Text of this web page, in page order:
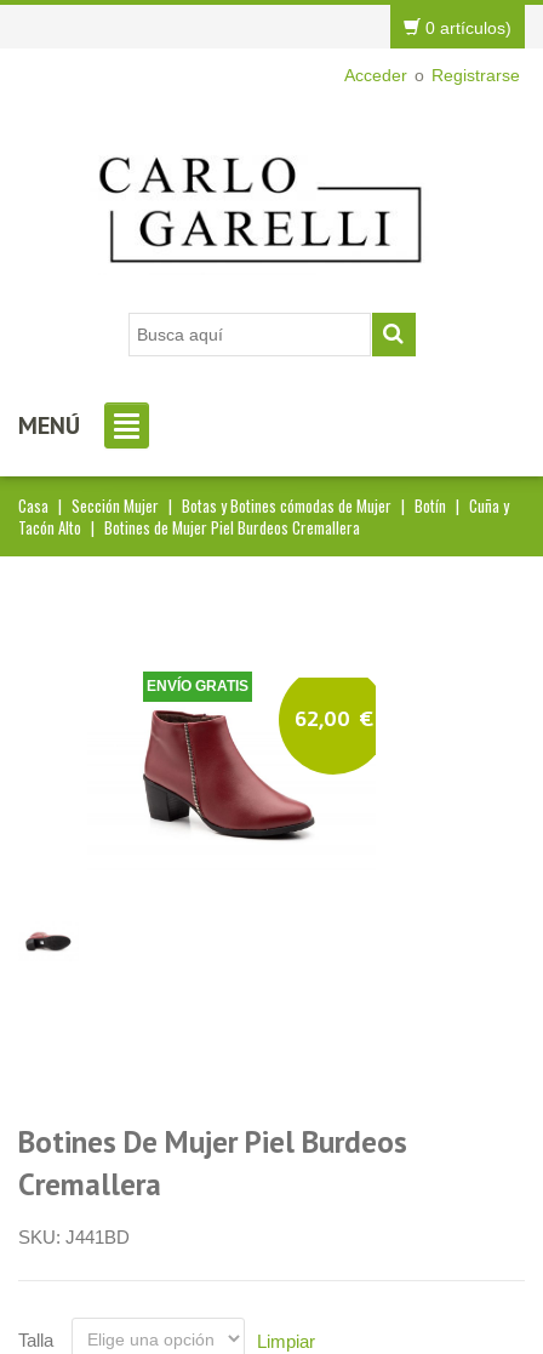
Acceder o Registrarse
0 artículos)
MENÚ
Casa | Sección Mujer | Botas y Botines cómodas de Mujer | Botín | Cuña y
Tacón Alto | Botines de Mujer Piel Burdeos Cremallera
62,00 €
ENVÍO GRATIS
Botines De Mujer Piel Burdeos
Cremallera
SKU: J441BD
Talla Limpiar